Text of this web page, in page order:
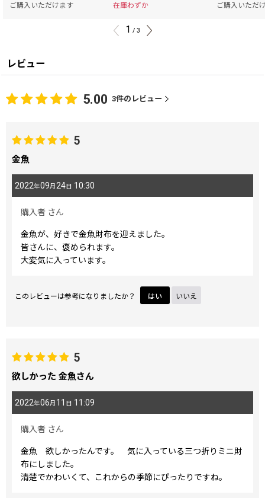
ご購入いただけます 在庫わずか ご購入いただ
1 / 3
レビュー
5.00 3件のレビュー
5
金魚
2022年09月 24 日 10:30
購入者 さん
金魚が、好きで金魚財布を迎えました。
皆さんに、褒められます。
大変気に入っています。
このレビューは参考になりましたか？ はい いいえ
5
欲しかった 金魚さん
2022年06月 11 日 11:09
購入者 さん
金魚 欲しかったんです。 気に入っている三つ折りミニ財
布にしました。
清楚でかわいくて、これからの季節にぴったりですね。